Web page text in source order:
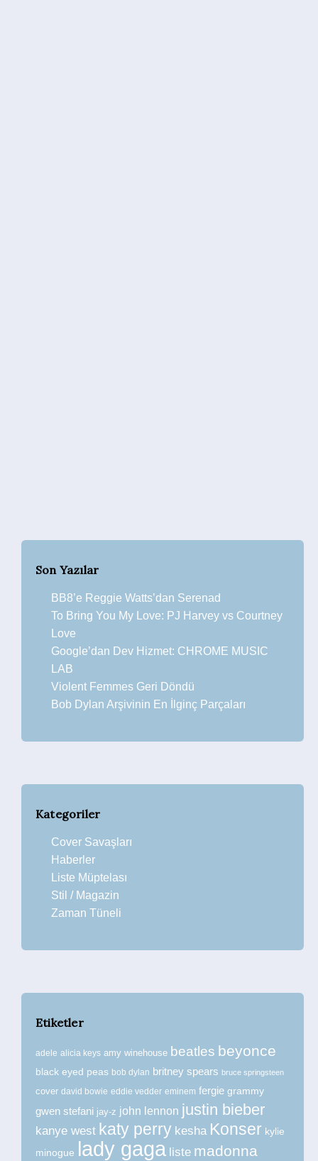
Son Yazılar
BB8’e Reggie Watts’dan Serenad
To Bring You My Love: PJ Harvey vs Courtney
Love
Google’dan Dev Hizmet: CHROME MUSIC
LAB
Violent Femmes Geri Döndü
Bob Dylan Arşivinin En İlginç Parçaları
Kategoriler
Cover Savaşları
Haberler
Liste Müptelası
Stil / Magazin
Zaman Tüneli
Etiketler
adele alicia keys amy winehouse beatles beyonce
black eyed peas bob dylan britney spears bruce springsteen
cover david bowie eddie vedder eminem fergie grammy
gwen stefani jay-z john lennon justin bieber
kanye west katy perry kesha Konser kylie
minogue lady gaga liste madonna